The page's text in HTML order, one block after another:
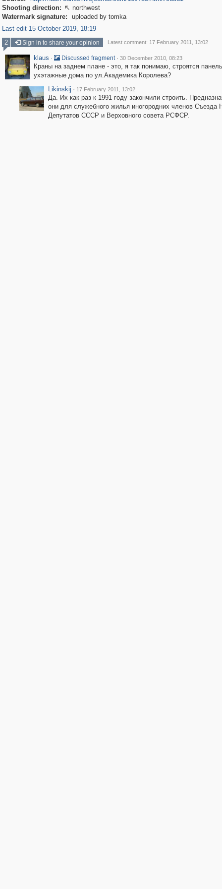
Shooting direction:  northwest
Watermark signature:
uploaded by tomka
Last edit 15 October 2019, 18:19
2
Sign in to share your opinion Latest comment: 17 February 2011, 13:02
klaus · Discussed fragment · 30 December 2010, 08:23
Краны на заднем плане - это, я так понимаю, строятся
ухэтажные дома по ул.Академика Королева?
Likinskij · 17 February 2011, 13:02
Да. Их как раз к 1991 году закончили строить.
они для служебного жилья иногородних членов Съезда
Депутатов СССР и Верховного совета РСФСР.